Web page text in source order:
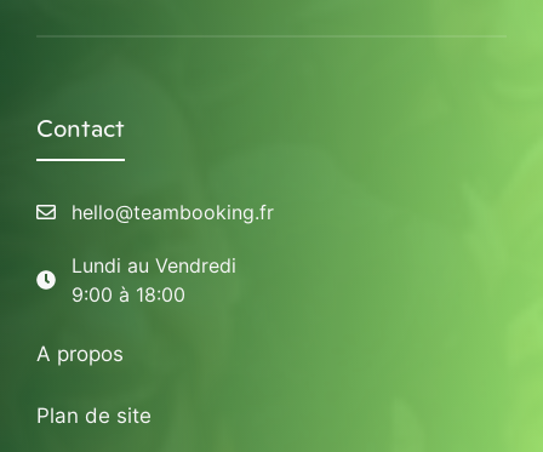
Contact
hello@teambooking.fr
Lundi au Vendredi
9:00 à 18:00
A propos
Plan de site